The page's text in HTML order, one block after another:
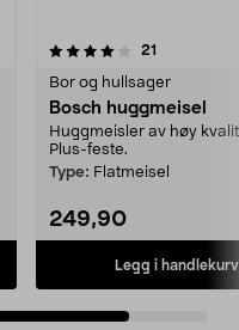
21
Bor og hullsager
Bosch huggmeisel
Huggmeisler av høy
Plus-feste.
Type: Flatmeisel
249,90
Legg i handlekurv